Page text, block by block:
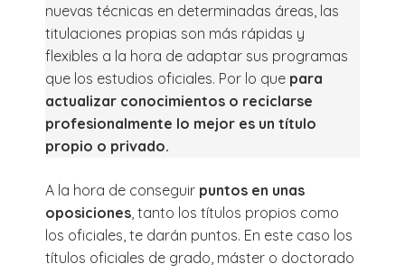
nuevas técnicas en determinadas áreas, las
titulaciones propias son más rápidas y
flexibles a la hora de adaptar sus programas
que los estudios oficiales. Por lo que para
actualizar conocimientos o reciclarse
profesionalmente lo mejor es un título
propio o privado.
A la hora de conseguir puntos en unas
oposiciones , tanto los títulos propios como
los oficiales, te darán puntos. En este caso los
títulos oficiales de grado, máster o doctorado